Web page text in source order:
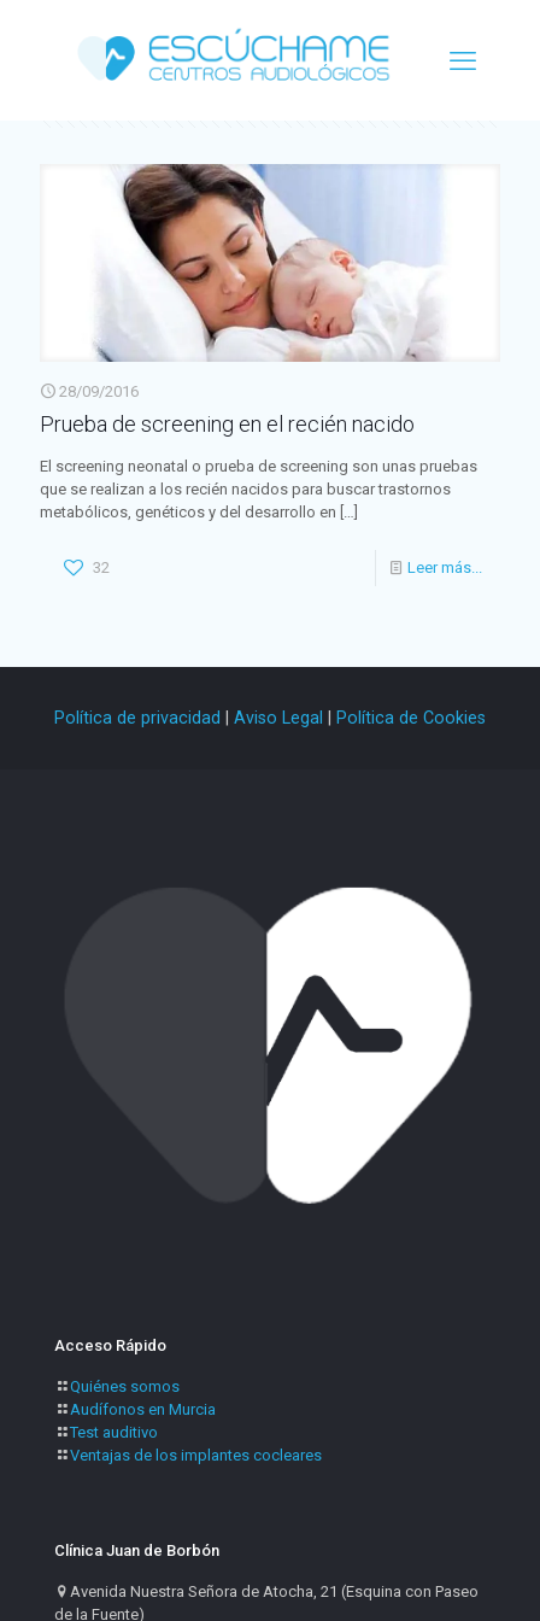
28/09/2016
Prueba de screening en el recién nacido
El screening neonatal o prueba de screening son unas pruebas
que se realizan a los recién nacidos para buscar trastornos
metabólicos, genéticos y del desarrollo en […]
32 Leer más...
Política de privacidad | Aviso Legal | Política de Cookies
Acceso Rápido
Quiénes somos
Audífonos en Murcia
Test auditivo
Ventajas de los implantes cocleares
Clínica Juan de Borbón
Avenida Nuestra Señora de Atocha, 21 (Esquina con Paseo
de la Fuente)